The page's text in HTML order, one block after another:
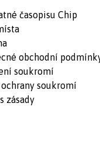
časopisu Chip
obchodní
soukromí
ochrany soukromí
zásady